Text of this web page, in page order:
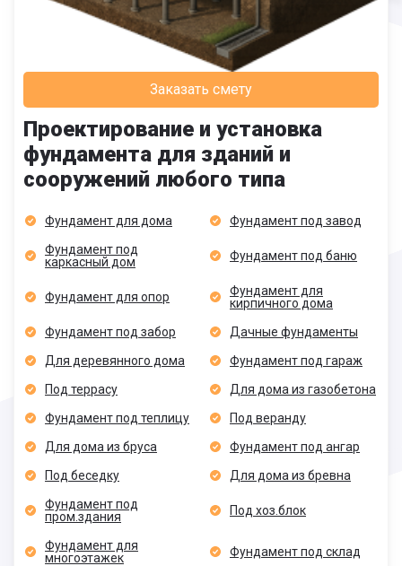
Заказать смету
Проектирование и установка
фундамента для зданий и
сооружений любого типа
Фундамент для дома
Фундамент под завод
Фундамент под
каркасный дом
Фундамент под баню
Фундамент для опор
Фундамент для
кирпичного дома
Фундамент под забор
Дачные фундаменты
Для деревянного дома
Фундамент под гараж
Под террасу
Для дома из газобетона
Фундамент под теплицу
Под веранду
Для дома из бруса
Фундамент под ангар
Под беседку
Для дома из бревна
Фундамент под
пром.здания
Под хоз.блок
Фундамент для
многоэтажек
Фундамент под склад